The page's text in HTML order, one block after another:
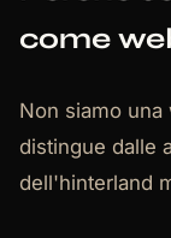
come
Non siamo
distingue dalle
dell'hinterland